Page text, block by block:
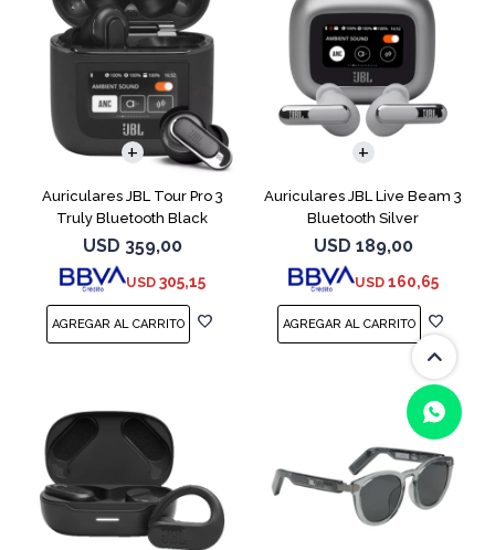
Auriculares JBL Tour Pro 3
Truly Bluetooth Black
USD 359,00
USD 305,15
Auriculares JBL Live Beam 3
Bluetooth Silver
USD 189,00
USD 160,65